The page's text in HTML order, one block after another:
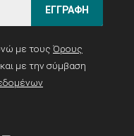
ΕΓΓΡΑΦΗ
με τους Όρους
με την σύμβαση